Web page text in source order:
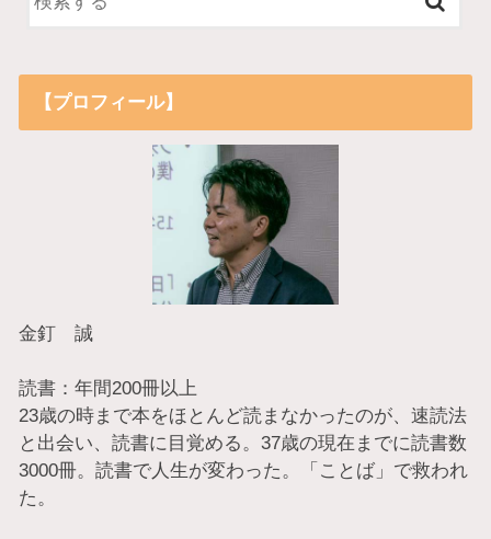
【プロフィール】
金釘 誠
読書：年間200冊以上
23歳の時まで本をほとんど読まなかったのが、速読法
と出会い、読書に目覚める。37歳の現在までに読書数
3000冊。読書で人生が変わった。「ことば」で救われ
た。